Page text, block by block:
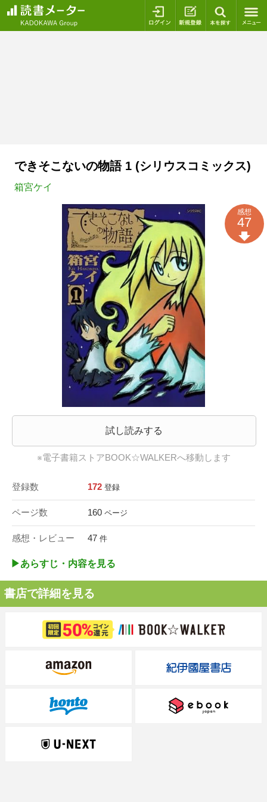
ログイン 新規登録
できそこないの物語 1 (シリウスコミックス)
箱宮ケイ
試し読みする
※電子書籍ストアBOOK☆WALKERへ移動します
登録数 172 登録
ページ数 160 ページ
感想・レビュー 47 件
感想
47
▶︎あらすじ・内容を見る
書店で詳細を見る